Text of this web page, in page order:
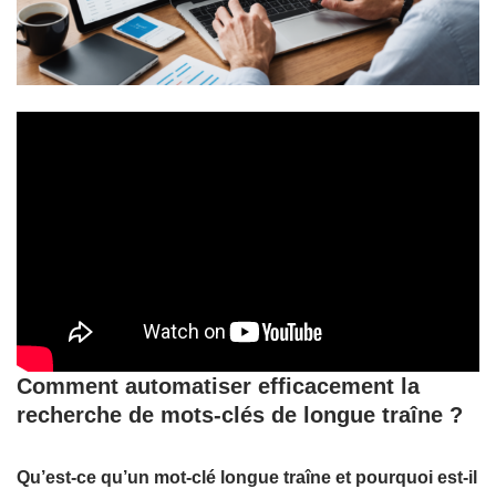
Comment automatiser efficacement la
recherche de mots-clés de longue traîne ?
Qu’est-ce qu’un mot-clé longue traîne et pourquoi est-il